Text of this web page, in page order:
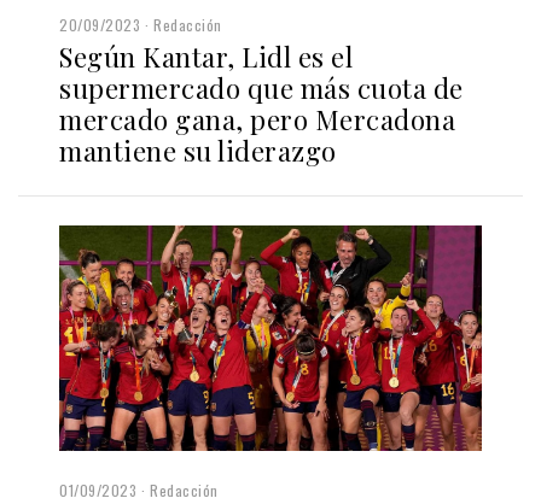
20/09/2023 Redacción
Según Kantar, Lidl es el
supermercado que más cuota de
mercado gana, pero Mercadona
mantiene su liderazgo
01/09/2023 Redacción